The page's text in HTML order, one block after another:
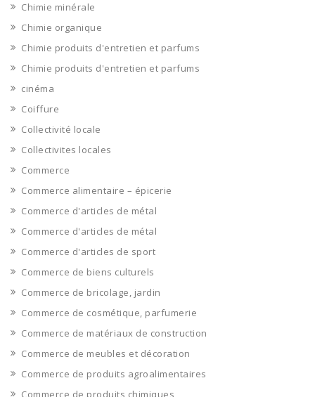
Chimie minérale
Chimie organique
Chimie produits d'entretien et parfums
Chimie produits d'entretien et parfums
cinéma
Coiffure
Collectivité locale
Collectivites locales
Commerce
Commerce alimentaire – épicerie
Commerce d'articles de métal
Commerce d'articles de métal
Commerce d'articles de sport
Commerce de biens culturels
Commerce de bricolage, jardin
Commerce de cosmétique, parfumerie
Commerce de matériaux de construction
Commerce de meubles et décoration
Commerce de produits agroalimentaires
Commerce de produits chimiques